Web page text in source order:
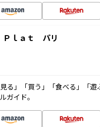
ｌａｔ パリ
る」「買う」「食べる」「
ガイド。